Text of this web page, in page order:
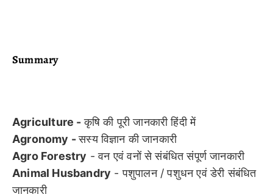
Summary
Agriculture -कृषि की पूरी जानकारी हिंदी में
Agronomy -सस्य विज्ञान की जानकारी
Agro Forestry - वन एवं वनों से संबंधित संपूर्ण जानकारी
Animal Husbandry - पशुपालन / पशुधन एवं डेरी संबंधित
जानकारी